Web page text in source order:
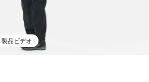
製品ビデオ